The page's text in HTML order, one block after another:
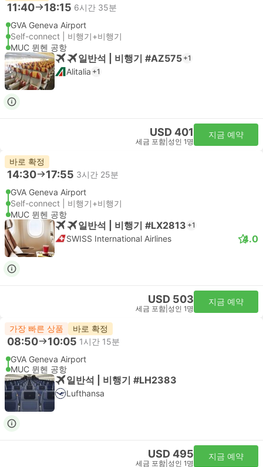
11:40 18:15 6시간 35분
GVA Geneva Airport
Self-connect | 비행기+비행기
MUC 뮌헨 공항
일반석 | 비행기 #AZ575 +1
Alitalia +1
USD 401
세금 포함 성인 1명
지금 예약
바로 확정
14:30 17:55 3시간 25분
GVA Geneva Airport
Self-connect | 비행기+비행기
MUC 뮌헨 공항
일반석 | 비행기 #LX2813 +1
SWISS International Airlines 4.0
USD 503
세금 포함 성인 1명
지금 예약
가장 빠른 상품 바로 확정
08:50 10:05 1시간 15분
GVA Geneva Airport
MUC 뮌헨 공항
일반석 | 비행기 #LH2383
Lufthansa
USD 495
세금 포함 성인 1명
지금 예약